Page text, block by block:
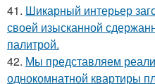
41. Шикарный интерьер
своей изысканной
палитрой.
42. Мы представляем
однокомнатной квартиры